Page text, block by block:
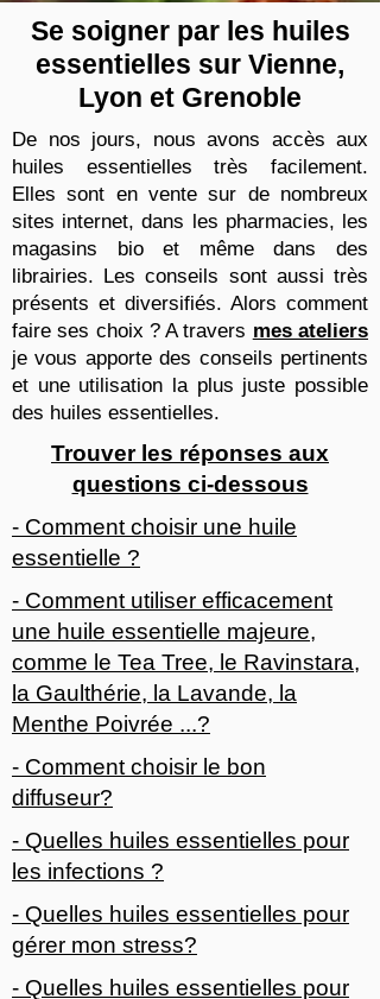
Se soigner par les huiles
essentielles sur Vienne,
Lyon et Grenoble
De nos jours, nous avons accès aux
huiles essentielles très facilement.
Elles sont en vente sur de nombreux
sites internet, dans les pharmacies, les
magasins bio et même dans des
librairies. Les conseils sont aussi très
présents et diversifiés. Alors comment
faire ses choix ? A travers mes ateliers
je vous apporte des conseils pertinents
et une utilisation la plus juste possible
des huiles essentielles.
Trouver les réponses aux
questions ci-dessous
- Comment choisir une huile
essentielle ?
- Comment utiliser efficacement
une huile essentielle majeure,
comme le Tea Tree, le Ravinstara,
la Gaulthérie, la Lavande, la
Menthe Poivrée ...?
- Comment choisir le bon
diffuseur?
- Quelles huiles essentielles pour
les infections ?
- Quelles huiles essentielles pour
gérer mon stress?
- Quelles huiles essentielles pour